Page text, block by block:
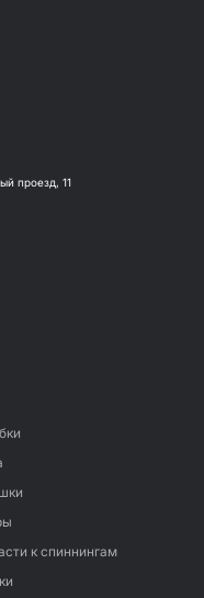
проезд, 11
к спиннингам